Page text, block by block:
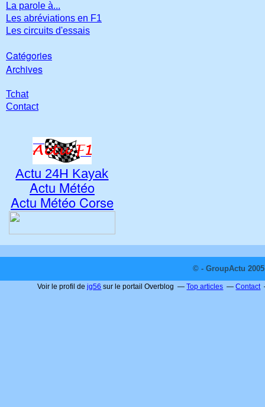
La parole à...
Les abréviations en F1
Les circuits d'essais
Catégories
Archives
Tchat
Contact
Actu 24H Kayak
Actu Météo
Actu Météo Corse
© - GroupActu
Voir le profil dejg56 sur le portail Overblog Top articles Contact